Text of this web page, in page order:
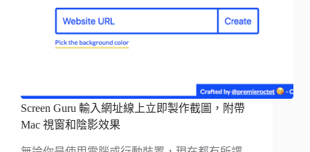
Screen Guru 輸入網址線上立即製作截圖，附帶
Mac 視窗和陰影效果